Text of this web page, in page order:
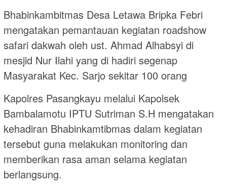
Bhabinkambitmas Desa Letawa Bripka Febri
mengatakan pemantauan kegiatan roadshow
safari dakwah oleh ust. Ahmad Alhabsyi di
mesjid Nur Ilahi yang di hadiri segenap
Masyarakat Kec. Sarjo sekitar 100 orang
Kapolres Pasangkayu melalui Kapolsek
Bambalamotu IPTU Sutriman S.H mengatakan
kehadiran Bhabinkamtibmas dalam kegiatan
tersebut guna melakukan monitoring dan
memberikan rasa aman selama kegiatan
berlangsung.